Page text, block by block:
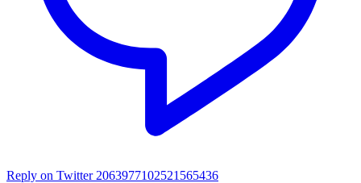
Reply on Twitter 2063977102521565436